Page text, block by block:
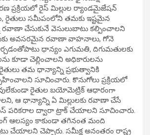
ప్రక్రియలో రైస్ మిల్లుల ర్యాండమైజేషన్
రైతులు సమీపంలోని తమకు ఇష్టమైన
రవాణా చేసుకునే వెసులుబాటు కల్పించాలని
అవసరమైన రవాణా వాహనాలు, గోనె
ధాన్యం ఎగుమతి, దిగుమతులకు
కూడా చెల్లించాలని అధికారులను
తమ ధాన్యాన్ని ప్రభుత్వానికి
సూచించారు. కొనుగోలు ప్రక్రియలో
రైతుల బయోమెట్రిక్ ఆధారంగా
ఆ ధాన్యాన్ని ఏ మిల్లులకు రవాణా చేసే
పరికరాల ద్వారా ట్రాక్ చేయాలని సూచించారు.
ఆలస్యం కాకుండా తగినంత మంది
చేయాలని చెప్పారు. సమీక్ష అనంతరం రాష్ట్ర